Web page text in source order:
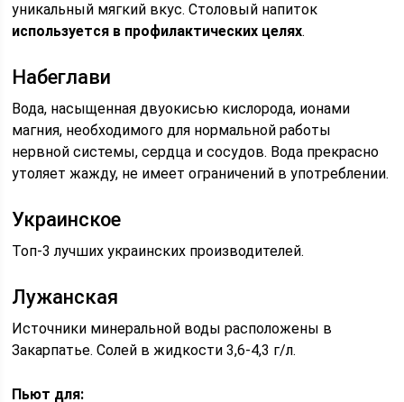
уникальный мягкий вкус. Столовый напиток
используется в профилактических целях.
Набеглави
Вода, насыщенная двуокисью кислорода, ионами
магния, необходимого для нормальной работы
нервной системы, сердца и сосудов. Вода прекрасно
утоляет жажду, не имеет ограничений в употреблении.
Украинское
Топ-3 лучших украинских производителей.
Лужанская
Источники минеральной воды расположены в
Закарпатье. Солей в жидкости 3,6-4,3 г/л.
Пьют для: